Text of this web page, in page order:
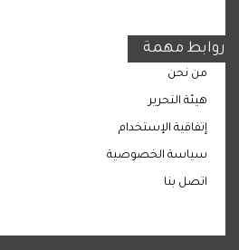
روابط مهمة
من نحن
هيئة التحرير
إتفاقية الإستخدام
سياسة الخصوصية
اتصل بنا